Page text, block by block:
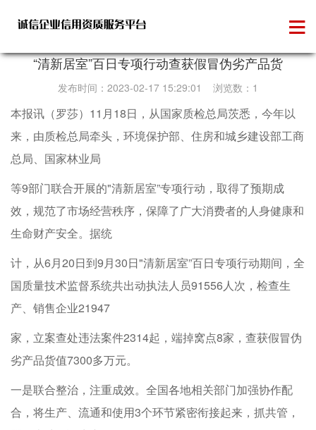
维权投诉
“清新居室”百日专项行动查获假冒伪劣产品货
发布时间：2023-02-17 15:29:01 浏览数：1
本报讯（罗莎）11月18日，从国家质检总局茨悉，今年以
来，由质检总局牵头，环境保护部、住房和城乡建设部工商
总局、国家林业局
等9部门联合开展的"清新居室”专项行动，取得了预期成
效，规范了市场经营秩序，保障了广大消费者的人身健康和
生命财产安全。据统
计，从6月20日到9月30日"清新居室”百日专项行动期间，全
国质量技术监督系统共出动执法人员91556人次，检查生
产、销售企业21947
家，立案查处违法案件2314起，端掉窝点8家，查获假冒伪
劣产品货值7300多万元。
一是联合整治，注重成效。全国各地相关部门加强协作配
合，将生产、流通和使用3个环节紧密衔接起来，抓共管，